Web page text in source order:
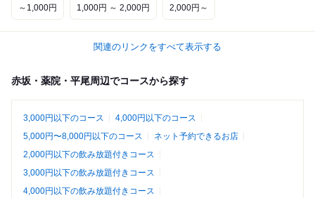
～1,000円 1,000円 ～ 2,000円 2,000円～
関連のリンクをすべて表示する
赤坂・薬院・平尾周辺でコースから探す
3,000円以下のコース
4,000円以下のコース
5,000円〜8,000円以下のコース
ネット予約できるお店
2,000円以下の飲み放題付きコース
3,000円以下の飲み放題付きコース
4,000円以下の飲み放題付きコース